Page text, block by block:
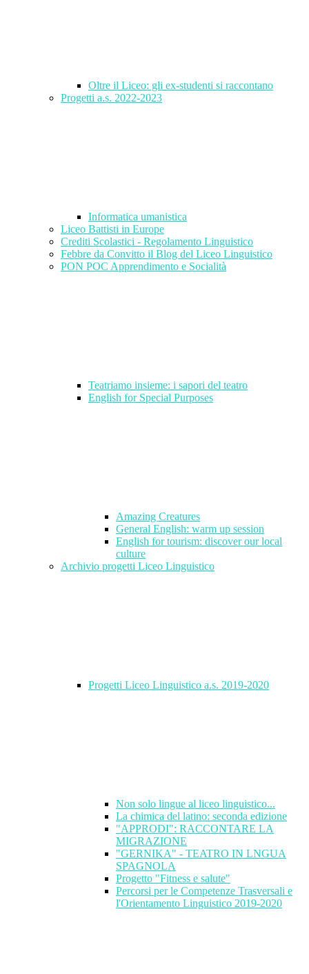
Oltre il Liceo: gli ex-studenti si raccontano
Progetti a.s. 2022-2023
Informatica umanistica
Liceo Battisti in Europe
Crediti Scolastici - Regolamento Linguistico
Febbre da Convitto il Blog del Liceo Linguistico
PON POC Apprendimento e Socialità
Teatriamo insieme: i sapori del teatro
English for Special Purposes
Amazing Creatures
General English: warm up session
English for tourism: discover our local
culture
Archivio progetti Liceo Linguistico
Progetti Liceo Linguistico a.s. 2019-2020
Non solo lingue al liceo linguistico...
La chimica del latino: seconda edizione
"APPRODI": RACCONTARE LA
MIGRAZIONE
"GERNIKA" - TEATRO IN LNGUA
SPAGNOLA
Progetto "Fitness e salute"
Percorsi per le Competenze Trasversali e
l'Orientamento Linguistico 2019-2020